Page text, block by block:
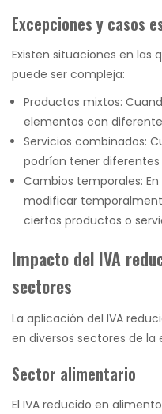
Excepciones y casos
Existen situaciones en las
puede ser compleja:
Productos mixtos:
elementos con
Servicios combinados:
podrían tener diferentes
Cambios temporales:
modificar
ciertos productos o
Impacto del IVA
sectores
La aplicación del IVA
en diversos sectores de la
Sector alimentario
El IVA reducido en